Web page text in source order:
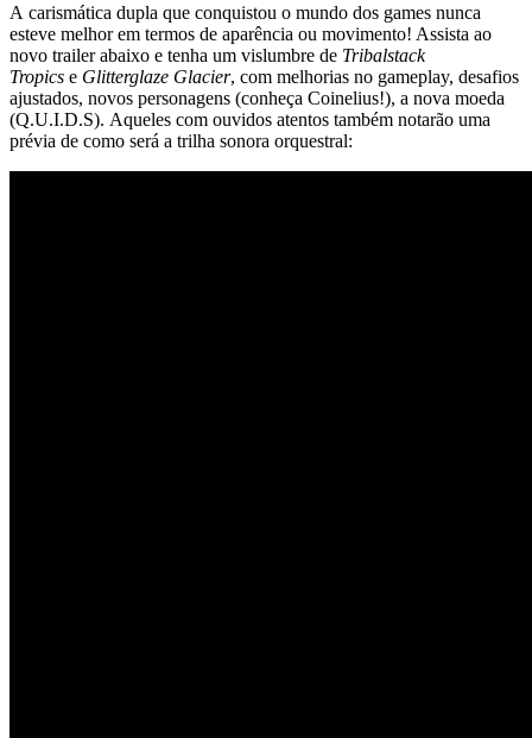
A carismática dupla que conquistou o mundo dos games nunca
esteve melhor em termos de aparência ou movimento! Assista ao
novo trailer abaixo e tenha um vislumbre de Tribalstack
Tropics e Glitterglaze Glacier, com melhorias no gameplay, desafios
ajustados, novos personagens (conheça Coinelius!), a nova moeda
(Q.U.I.D.S). Aqueles com ouvidos atentos também notarão uma
prévia de como será a trilha sonora orquestral: